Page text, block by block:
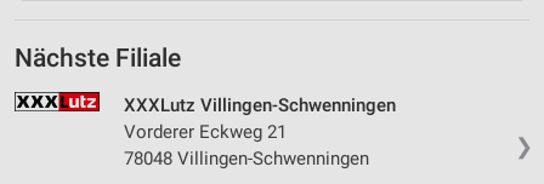
Nächste Filiale
❯
XXXLutz Villingen-Schwenningen
Vorderer Eckweg 21
78048 Villingen-Schwenningen